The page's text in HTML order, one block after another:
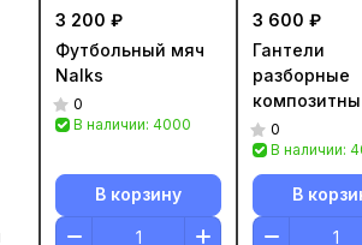
3 200 ₽
Футбольный мяч
Nalks
0
В наличии: 4000
В корзину
3 600 ₽
Гантели
разборные
Braves
0
В наличии:
В